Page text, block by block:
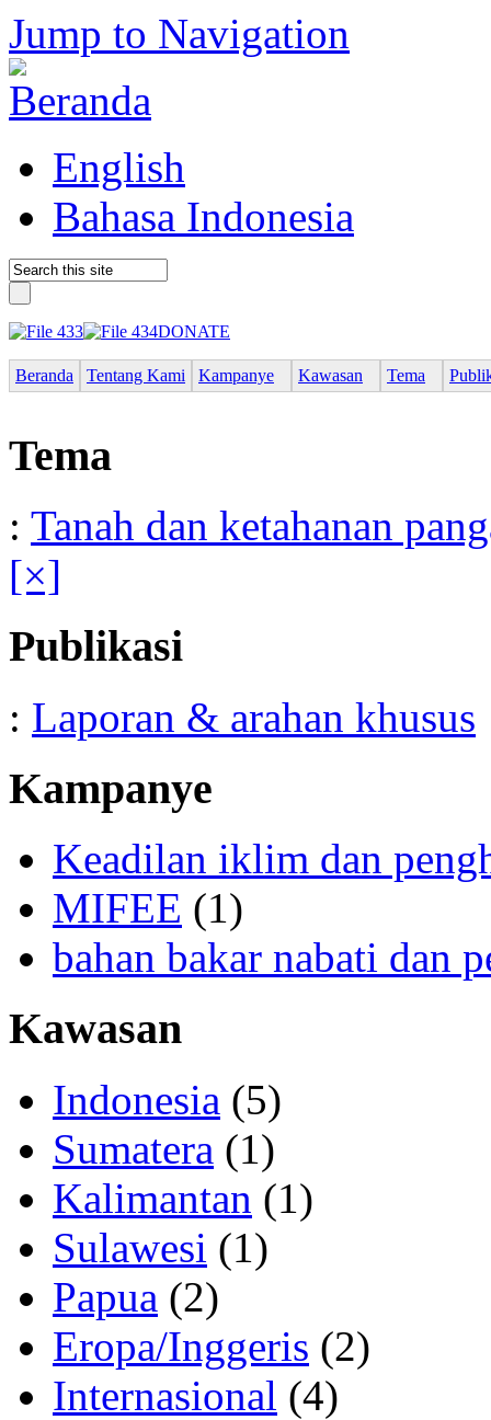
Jump to Navigation
English
Bahasa Indonesia
DONATE
Beranda Tentang Kami Kampanye Kawasan Tema
Tema
: Tanah dan ketahanan
[×]
Publikasi
: Laporan & arahan khusus
Kampanye
Keadilan iklim dan
MIFEE (1)
bahan bakar nabati dan
Kawasan
Indonesia (5)
Sumatera (1)
Kalimantan (1)
Sulawesi (1)
Papua (2)
Eropa/Inggeris (2)
Internasional (4)